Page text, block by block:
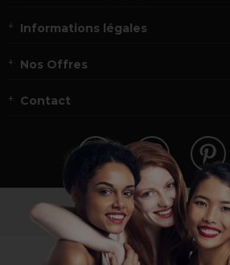
Informations légales
Nos Offres
Contact
Vous n’êtes pas un
Visitez notre site pour les